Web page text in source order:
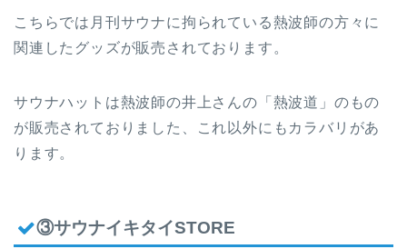
こちらでは月刊サウナに拘られている熱波師の方々に
関連したグッズが販売されております。
サウナハットは熱波師の井上さんの「熱波道」のもの
が販売されておりました、これ以外にもカラバリがあ
ります。
③サウナイキタイSTORE